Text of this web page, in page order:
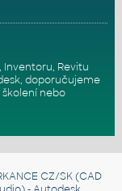
Inventoru, Revitu
doporučujeme
školenínebo
CZ/SK(CAD